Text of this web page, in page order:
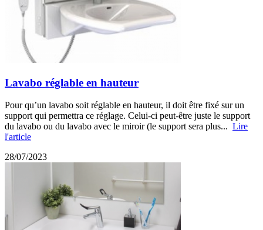
Lavabo réglable en hauteur
Pour qu’un lavabo soit réglable en hauteur, il doit être fixé sur un
support qui permettra ce réglage. Celui-ci peut-être juste le support
du lavabo ou du lavabo avec le miroir (le support sera plus... Lire
l'article
28/07/2023